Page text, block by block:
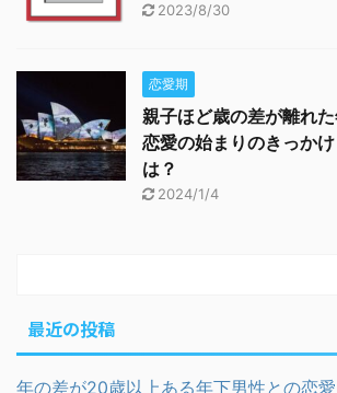
2023/8/30
恋愛期
親子ほど歳の差が離れた
恋愛の始まりのきっか
は？
2024/1/4
最近の投稿
年の差が20歳以上ある年下男性との恋愛